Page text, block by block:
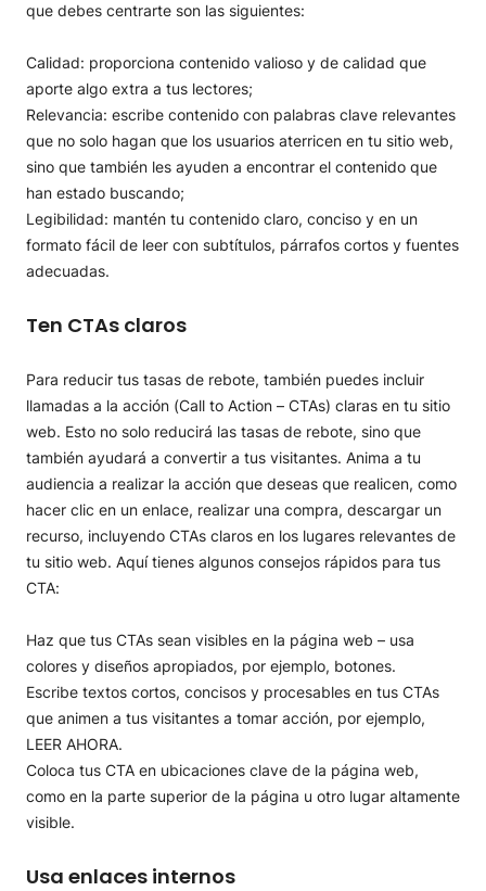
que debes centrarte son las siguientes:
Calidad: proporciona contenido valioso y de calidad que
aporte algo extra a tus lectores;
Relevancia: escribe contenido con palabras clave relevantes
que no solo hagan que los usuarios aterricen en tu sitio web,
sino que también les ayuden a encontrar el contenido que
han estado buscando;
Legibilidad: mantén tu contenido claro, conciso y en un
formato fácil de leer con subtítulos, párrafos cortos y fuentes
adecuadas.
Ten CTAs claros
Para reducir tus tasas de rebote, también puedes incluir
llamadas a la acción (Call to Action – CTAs) claras en tu sitio
web. Esto no solo reducirá las tasas de rebote, sino que
también ayudará a convertir a tus visitantes. Anima a tu
audiencia a realizar la acción que deseas que realicen, como
hacer clic en un enlace, realizar una compra, descargar un
recurso, incluyendo CTAs claros en los lugares relevantes de
tu sitio web. Aquí tienes algunos consejos rápidos para tus
CTA:
Haz que tus CTAs sean visibles en la página web – usa
colores y diseños apropiados, por ejemplo, botones.
Escribe textos cortos, concisos y procesables en tus CTAs
que animen a tus visitantes a tomar acción, por ejemplo,
LEER AHORA.
Coloca tus CTA en ubicaciones clave de la página web,
como en la parte superior de la página u otro lugar altamente
visible.
Usa enlaces internos